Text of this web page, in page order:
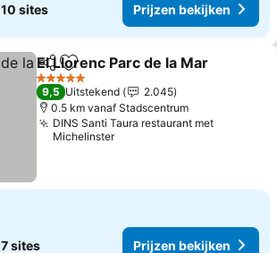
10 sites Prijzen bekijken
DelenToevoegen aan favorieten
El Llorenc Parc de la Mar
5 Sterren
9,5 Uitstekend
2.045
0.5 km vanaf Stadscentrum
DINS Santi Taura restaurant met
Michelinster
7 sites Prijzen bekijken